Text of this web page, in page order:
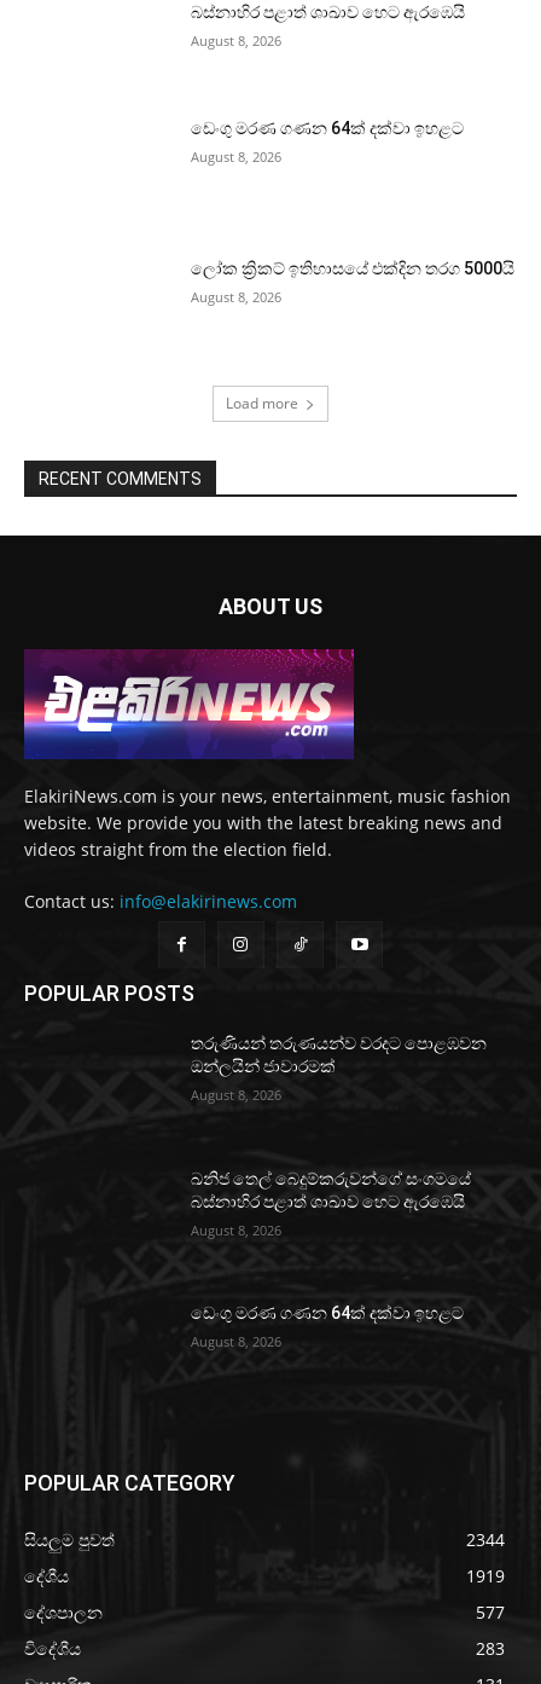
බස්නාහිර පළාත් ශාඛාව හෙට ඇරඹෙයි
August 8, 2026
ඩෙංගු මරණ ගණන 64ක් දක්වා ඉහළට
August 8, 2026
ලෝක ක්‍රිකට් ඉතිහාසයේ එක්දින තරග 5000යි
August 8, 2026
Load more
RECENT COMMENTS
ABOUT US
ElakiriNews.com is your news, entertainment, music fashion
website. We provide you with the latest breaking news and
videos straight from the election field.
Contact us: info@elakirinews.com
POPULAR POSTS
තරුණියන් තරුණයන්ව වරදට පොළඹවන
ඔන්ලයින් ජාවාරමක්
August 8, 2026
ඛනිජ තෙල් බෙදුම්කරුවන්ගේ සංගමයේ
බස්නාහිර පළාත් ශාඛාව හෙට ඇරඹෙයි
August 8, 2026
ඩෙංගු මරණ ගණන 64ක් දක්වා ඉහළට
August 8, 2026
POPULAR CATEGORY
සියලුම පුවත්
2344
දේශීය
1919
දේශපාලන
577
විදේශීය
283